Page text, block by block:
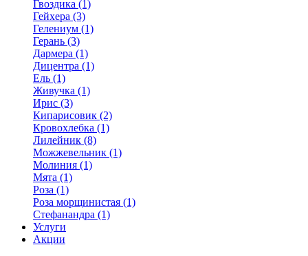
Гвоздика (1)
Гейхера (3)
Гелениум (1)
Герань (3)
Дармера (1)
Дицентра (1)
Ель (1)
Живучка (1)
Ирис (3)
Кипарисовик (2)
Кровохлебка (1)
Лилейник (8)
Можжевельник (1)
Молиния (1)
Мята (1)
Роза (1)
Роза морщинистая (1)
Стефанандра (1)
Услуги
Акции